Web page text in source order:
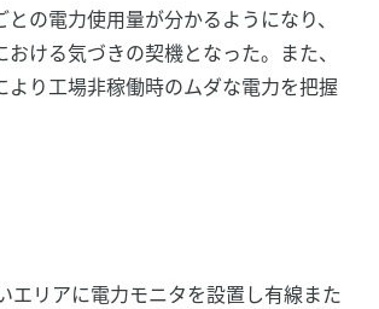
の電力使用量が分かるようになり、
おける気づきの契機となった。また、
より工場非稼働時のムダな電力を把握
エリアに電力モニタを設置し有線また